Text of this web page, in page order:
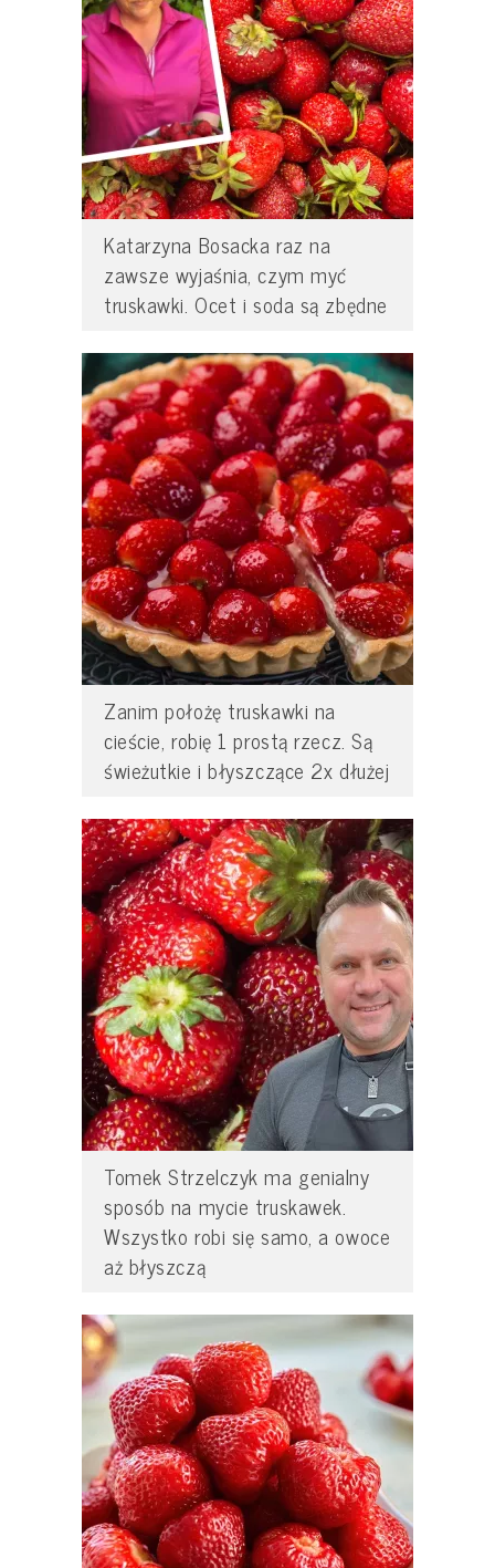
Katarzyna Bosacka raz na
zawsze wyjaśnia, czym myć
truskawki. Ocet i soda są zbędne
Zanim położę truskawki na
cieście, robię 1 prostą rzecz. Są
świeżutkie i błyszczące 2x dłużej
Tomek Strzelczyk ma genialny
sposób na mycie truskawek.
Wszystko robi się samo, a owoce
aż błyszczą